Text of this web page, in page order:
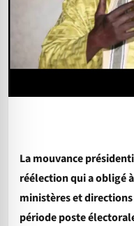
La mouvance
réélection qui a obligé
ministères et
période poste